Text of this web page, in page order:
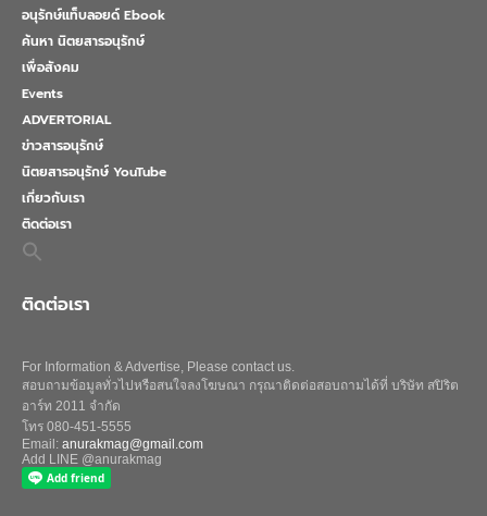
อนุรักษ์แท็บลอยด์ Ebook
ค้นหา นิตยสารอนุรักษ์
เพื่อสังคม
Events
ADVERTORIAL
ข่าวสารอนุรักษ์
นิตยสารอนุรักษ์ YouTube
เกี่ยวกับเรา
ติดต่อเรา
Search
for:
ติดต่อเรา
For Information & Advertise, Please contact us.
สอบถามข้อมูลทั่วไปหรือสนใจลงโฆษณา กรุณาติดต่อสอบถามได้ที่ บริษัท สปิริต
อาร์ท 2011 จำกัด
โทร 080-451-5555
Email: anurakmag@gmail.com
Add LINE @anurakmag